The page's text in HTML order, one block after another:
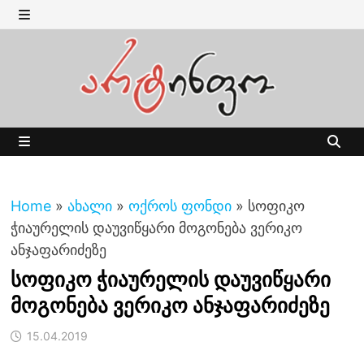
Skip
to MENU
Home » ახალი » ოქროს ფონდი » სოფიკო
ჭიაურელის დაუვიწყარი მოგონება ვერიკო
ანჯაფარიძეზე
სოფიკო ჭიაურელის დაუვიწყარი
მოგონება ვერიკო ანჯაფარიძეზე
15.04.2019